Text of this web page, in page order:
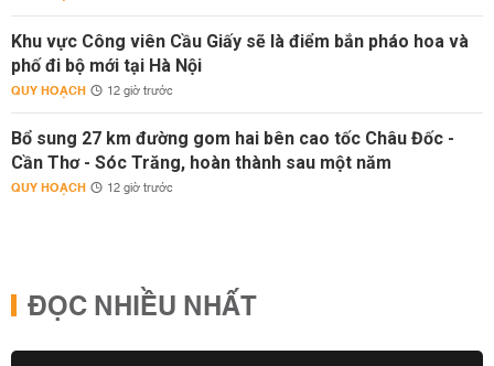
Khu vực Công viên Cầu Giấy sẽ là điểm bắn pháo hoa và
phố đi bộ mới tại Hà Nội
QUY HOẠCH 12 giờ trước
Bổ sung 27 km đường gom hai bên cao tốc Châu Đốc -
Cần Thơ - Sóc Trăng, hoàn thành sau một năm
QUY HOẠCH 12 giờ trước
ĐỌC NHIỀU NHẤT